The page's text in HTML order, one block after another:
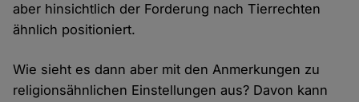
aber hinsichtlich der Forderung nach Tierrechten
ähnlich positioniert.
Wie sieht es dann aber mit den Anmerkungen zu
religionsähnlichen Einstellungen aus? Davon kann